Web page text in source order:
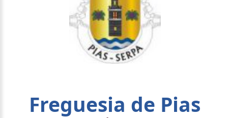
Freguesia de Pias